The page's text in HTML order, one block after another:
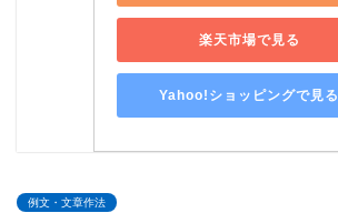
楽天市場で見る
Yahoo!ショッピングで見る
例文・文章作法